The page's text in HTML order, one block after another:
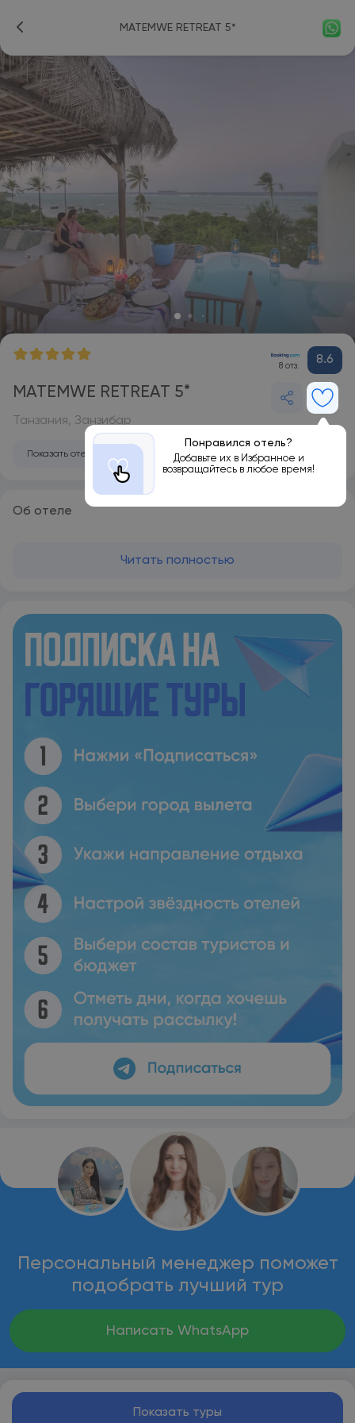
MATEMWE RETREAT 5*
8 отз. 8.6
MATEMWE RETREAT 5*
Понравился отель?
Добавьте их в Избранное и
возвращайтесь в любое время!
Танзания, Занзибар
Показать отель на карте
Об отеле
Читать полностью
Персональный менеджер поможет
подобрать лучший тур
Написать WhatsApp
Показать туры